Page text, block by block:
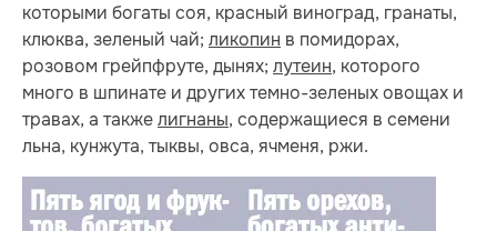
которыми богаты соя, красный виноград, гранаты,
клюква, зеленый чай; ликопин в помидорах,
розовом грейпфруте, дынях; лутеин, которого
много в шпинате и других темно-зеленых овощах и
травах, а такжелигнаны, содержащиеся в семени
льна, кунжута, тыквы, овса, ячменя, ржи.